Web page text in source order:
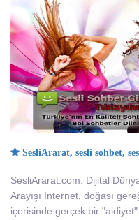
SesliArarat, sesli sohbet,
SesliArarat.com: Dijital
Arayışı İnternet, doğası
içerisinde gerçek bir "aidiyet"